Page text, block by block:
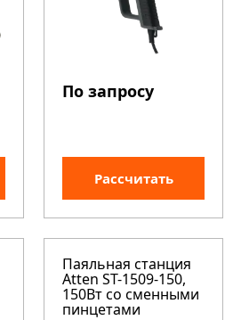
По запросу
Рассчитать
Паяльная станция
Atten ST-1509-150,
150Вт со сменными
пинцетами